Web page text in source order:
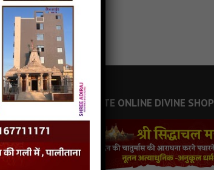
JAINSITE ONLINE DIVINE SHOP